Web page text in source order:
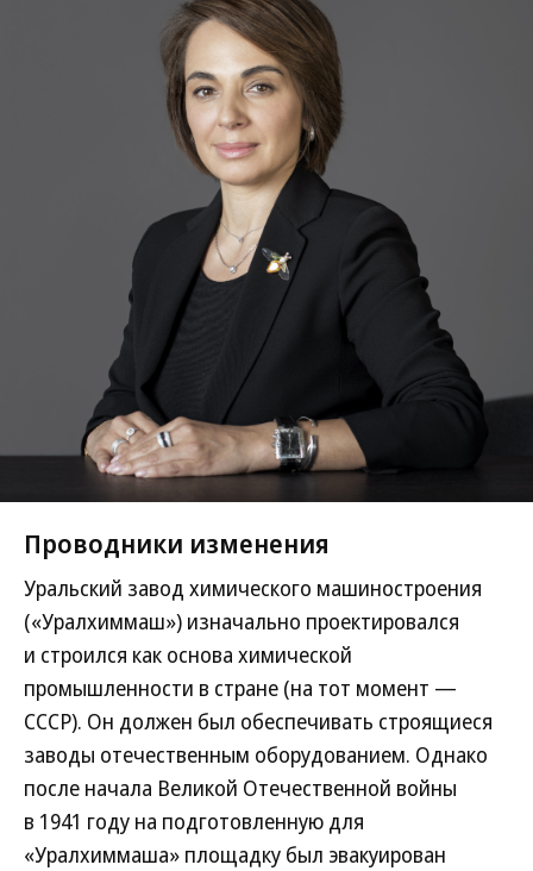
Проводники изменения
Уральский завод химического машиностроения
(«Уралхиммаш») изначально проектировался
и строился как основа химической
промышленности в стране (на тот момент —
СССР). Он должен был обеспечивать строящиеся
заводы отечественным оборудованием. Однако
после начала Великой Отечественной войны
в 1941 году на подготовленную для
«Уралхиммаша» площадку был эвакуирован